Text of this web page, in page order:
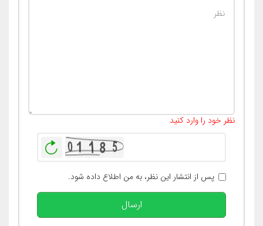
نظر خود را وارد کنید
بازخوانی
پس از انتشار این نظر، به من اطلاع داده شود.
ارسال